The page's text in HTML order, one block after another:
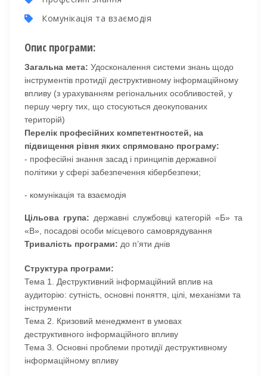
Комунікація та взаємодія
Опис програми:
Загальна мета: Удосконалення системи знань щодо
інструментів протидії деструктивному інформаційному
впливу (з урахуванням регіональних особливостей, у
першу чергу тих, що стосуються деокупованих
територій)
Перелік професійних компетентностей, на
підвищення рівня яких спрямовано програму:
- професійні знання засад і принципів державної
політики у сфері забезпечення кібербезпеки;
- комунікація та взаємодія
Цільова група: державні службовці категорій «Б» та
«В», посадові особи місцевого самоврядування
Тривалість програми: до п’яти днів
Структура програми:
Тема 1. Деструктивний інформаційний вплив на
аудиторію: сутність, основні поняття, цілі, механізми та
інструменти
Тема 2. Кризовий менеджмент в умовах
деструктивного інформаційного впливу
Тема 3. Основні проблеми протидії деструктивному
інформаційному впливу